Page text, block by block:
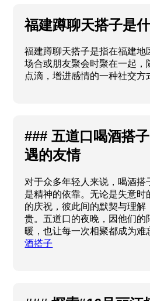
福建蹲聊天搭子是
福建蹲聊天搭子是指在福建地
场合或朋友聚会时聚在一起，
点滴，增进感情的一种社交方
### 五道口喝酒搭
遇的友情
对于众多年轻人来说，喝酒搭
是精神的依靠。无论是失意时
的庆祝，彼此间的默契与理解
贵。五道口的夜晚，因他们的
暖，也让每一次相聚都成为难
酒搭子